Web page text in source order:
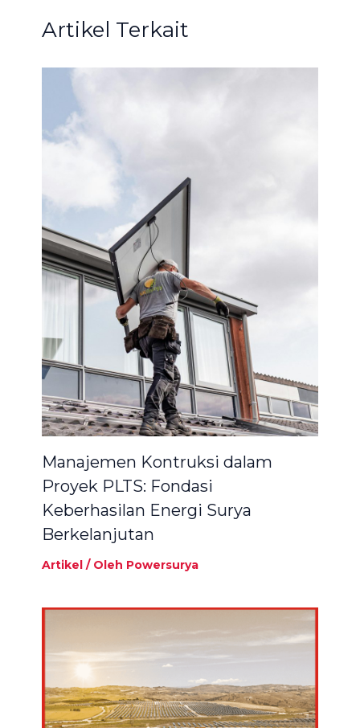
Artikel Terkait
Manajemen Kontruksi dalam
Proyek PLTS: Fondasi
Keberhasilan Energi Surya
Berkelanjutan
Artikel/ Oleh Powersurya